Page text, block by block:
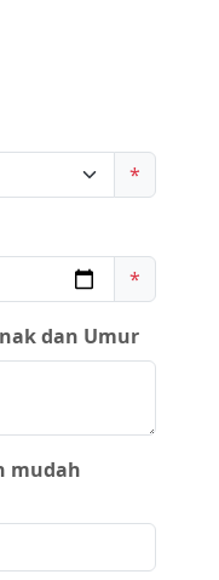
*
*
dan Umur
mudah